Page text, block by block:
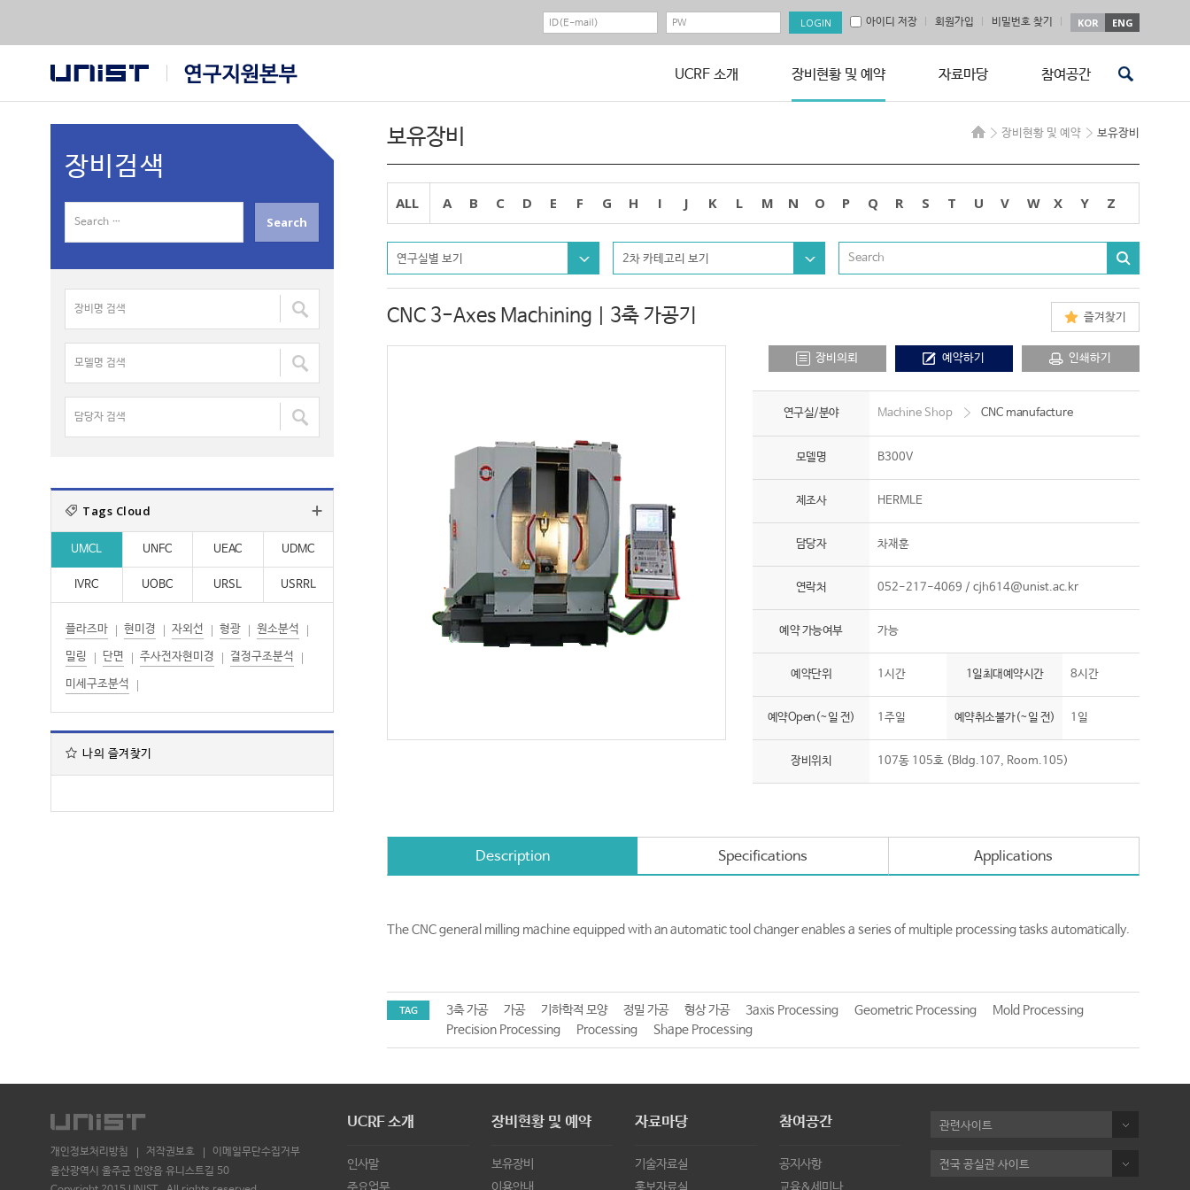
아이디 저장 회원가입 비밀번호 찾기 KOR ENG
UCRF 소개 장비현황 및 예약 자료마당 참여공간
장비현황 및 예약 보유장비
보유장비
ALL A B C D E F G H I J K L M N O P Q R S T U V W X Y Z
연구실별 보기 2차 카테고리 보기
CNC 3-Axes Machining | 3축 가공기 즐겨찾기
장비의뢰 예약하기 인쇄하기
연구실/분야 Machine Shop CNC manufacture
모델명 B300V
제조사 HERMLE
담당자 차재훈
연락처 052-217-4069 / cjh614@unist.ac.kr
예약 가능여부 가능
예약단위 1시간 1일최대예약시간 8시간
예약Open(~일 전) 1주일 예약취소불가(~일 전) 1일
장비위치 107동 105호 (Bldg.107, Room.105)
Description Specifications Applications
The CNC general milling machine equipped with an automatic tool changer enables a series of multiple processing tasks automatically.
TAG 3축 가공 가공 기하학적 모양 정밀 가공 형상 가공 3axis Processing Geometric Processing
Mold Processing
Precision Processing
Processing Shape Processing
장비검색
f
장
명
검
색
모
명
검
색
담
색
:
Tags Cloud
UMCL UNFC UEAC UDMC
IVRC UOBC URSL USRRL
플라즈마 현미경 자외선 형광 원소분석
밀링 단면 주사전자현미경 결정구조분석
미세구조분석
나의 즐겨찾기
개인정보처리방침 저작권보호
이메일무단수집거부
울산광역시 울주군 언양읍 유니스트길 50
UCRF 소개
인사말
장비현황 및 예약
보유장비
자료마당
기술자료실
참여공간
공지사항
관련사이트
전국 공실관 사이트